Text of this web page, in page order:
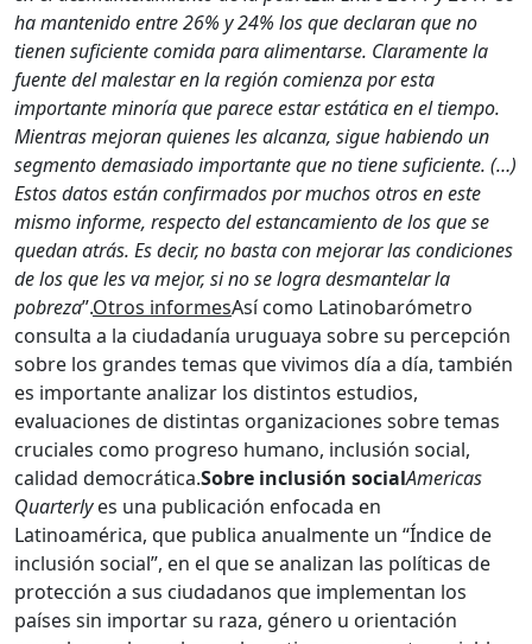
ha mantenido entre 26% y 24% los que declaran que no
tienen suficiente comida para alimentarse. Claramente la
fuente del malestar en la región comienza por esta
importante minoría que parece estar estática en el tiempo.
Mientras mejoran quienes les alcanza, sigue habiendo un
segmento demasiado importante que no tiene suficiente. (…)
Estos datos están confirmados por muchos otros en este
mismo informe, respecto del estancamiento de los que se
quedan atrás. Es decir, no basta con mejorar las condiciones
de los que les va mejor, si no se logra desmantelar la
pobreza”.Otros informesAsí como Latinobarómetro
consulta a la ciudadanía uruguaya sobre su percepción
sobre los grandes temas que vivimos día a día, también
es importante analizar los distintos estudios,
evaluaciones de distintas organizaciones sobre temas
cruciales como progreso humano, inclusión social,
calidad democrática.Sobre inclusión socialAmericas
Quarterlyes una publicación enfocada en
Latinoamérica, que publica anualmente un “Índice de
inclusión social”, en el que se analizan las políticas de
protección a sus ciudadanos que implementan los
países sin importar su raza, género u orientación